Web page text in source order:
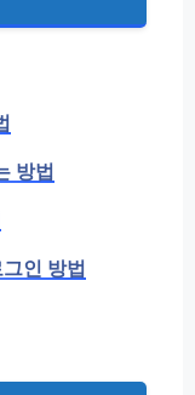
방법
인 방법